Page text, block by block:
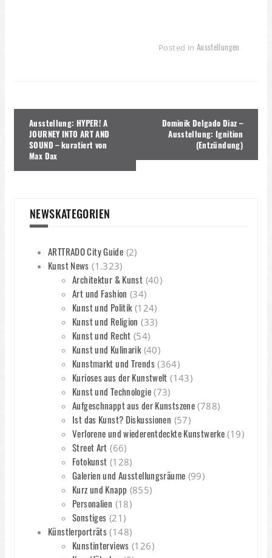
Posted in Ausstellungen
Beitragsnavigation
Ausstellung: HYPER! A
JOURNEY INTO ART AND
SOUND – kuratiert von
Max Dax
Dominik Delgado Diaz –
Ausstellung: Ignition
(Entzündung)
NEWSKATEGORIEN
ARTTRADO City Guide (2)
Kunst News (1.323)
Architektur & Kunst (40)
Art und Fashion (34)
Kunst und Politik(124)
Kunst und Religion (33)
Kunst und Recht (54)
Kunst und Kulinarik(40)
Kunstmarkt und Trends(364)
Kurioses aus der Kunstwelt (143)
Kunst und Technologie(73)
Aufgeschnappt aus der Kunstszene (788)
Ist das Kunst? Diskussionen (57)
Verlorene und wiederentdeckte Kunstwerke (19)
Street Art (66)
Fotokunst (128)
Galerien und Ausstellungsräume (99)
Kurz und Knapp (855)
Personalien (18)
Sonstiges (21)
Künstlerporträts (148)
Kunstinterviews (126)